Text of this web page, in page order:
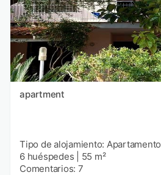
apartment
Tipo de alojamiento: Apartamento
6 huéspedes
55 m²
Comentarios: 7